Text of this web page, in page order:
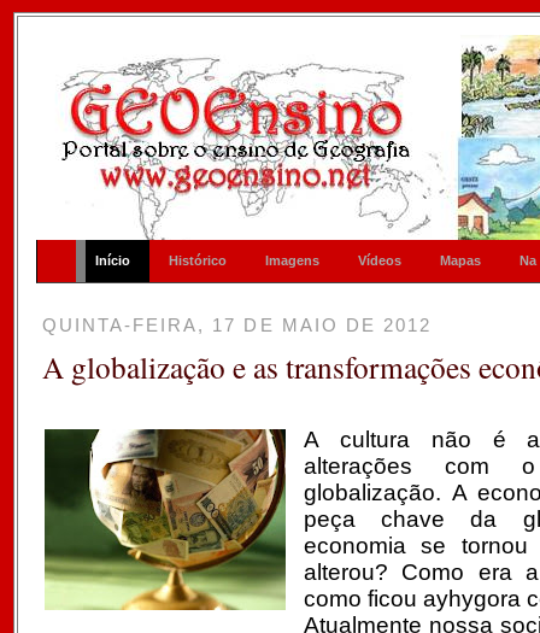
Início Histórico Imagens Vídeos Mapas Na
QUINTA-FEIRA, 17 DE MAIO DE 2012
A globalização e as transformações
A cultura não é
alterações com
globalização. A
peça chave da
economia se
alterou? Como era
como ficou ayhygora
Atualmente nossa